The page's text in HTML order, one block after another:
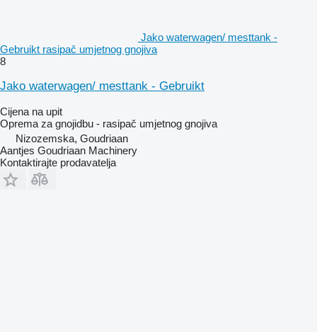
Jako waterwagen/ mesttank -
Gebruikt rasipač umjetnog gnojiva
8
Jako waterwagen/ mesttank - Gebruikt
Cijena na upit
Oprema za gnojidbu - rasipač umjetnog gnojiva
Nizozemska, Goudriaan
Aantjes Goudriaan Machinery
Kontaktirajte prodavatelja